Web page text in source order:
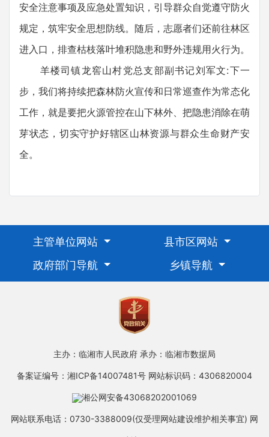
安全注意事项及应急处置知识，引导群众自觉遵守防火
规定，筑牢安全思想防线。随后，志愿者们还前往林区
进入口，排查枯枝落叶堆积隐患和野外违规用火行为。
羊楼司镇龙窖山村党总支部副书记刘军文:下一
步，我们将持续把森林防火宣传和日常巡查作为常态化
工作，就是要把火源管控在山下林外、把隐患消除在萌
芽状态，切实守护好辖区山林资源与群众生命财产安
全。
主管单位网站
县市区网站
政府部门导航
乡镇导航
主办：临湘市人民政府 承办：临湘市数据局
备案证编号：湘ICP备14007481号 网站标识码：4306820004
湘公网安备43068202001069
网站联系电话：0730-3388009(仅受理网站建设维护相关事宜) 网